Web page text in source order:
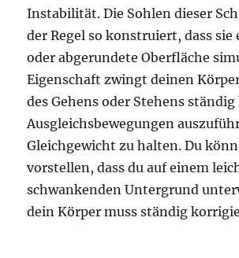
Instabilität. Die Sohlen dieser
der Regel so konstruiert, dass sie
oder abgerundete Oberfläche
Eigenschaft zwingt deinen
des Gehens oder Stehens
Ausgleichsbewegungen
Gleichgewicht zu halten. Du
vorstellen, dass du auf einem
schwankenden Untergrund
dein Körper muss ständig